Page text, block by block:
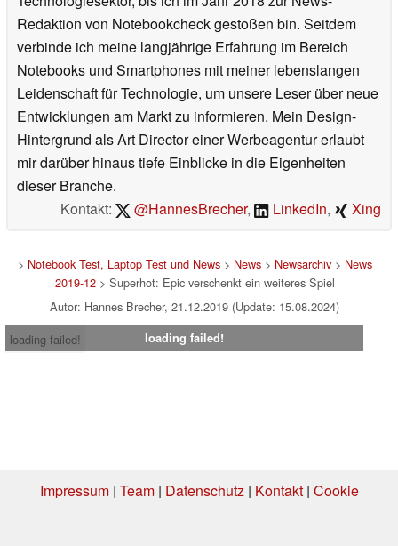
Redaktion von Notebookcheck gestoßen bin. Seitdem
verbinde ich meine langjährige Erfahrung im Bereich
Notebooks und Smartphones mit meiner lebenslangen
Leidenschaft für Technologie, um unsere Leser über neue
Entwicklungen am Markt zu informieren. Mein Design-
Hintergrund als Art Director einer Werbeagentur erlaubt
mir darüber hinaus tiefe Einblicke in die Eigenheiten
dieser Branche.
Kontakt:
@HannesBrecher, LinkedIn, Xing
> Notebook Test, Laptop Test und News> News> Newsarchiv> News
2019-12> Superhot: Epic verschenkt ein weiteres Spiel
Autor: Hannes Brecher, 21.12.2019 (Update: 15.08.2024)
loading failed!
loading failed!
Impressum| Team| Datenschutz| Kontakt| Cookie